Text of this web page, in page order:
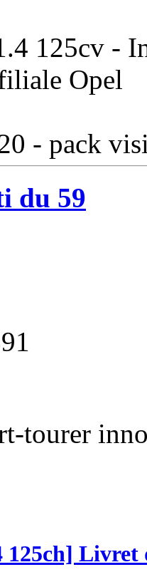
125cv -
Opel
- pack
du 59
tourer
125ch] Livret